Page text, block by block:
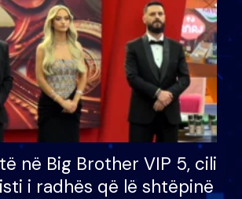
në Big Brother VIP 5, cili
i radhës që lë shtëpinë